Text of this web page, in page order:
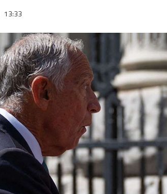
13:33